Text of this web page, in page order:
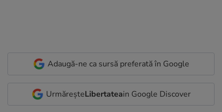
Adaugă-ne ca sursă preferată în Google
UrmăreșteLibertateain Google Discover